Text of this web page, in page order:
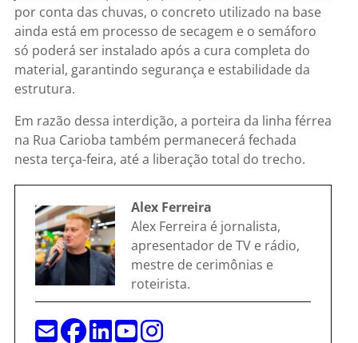
por conta das chuvas, o concreto utilizado na base
ainda está em processo de secagem e o semáforo
só poderá ser instalado após a cura completa do
material, garantindo segurança e estabilidade da
estrutura.
Em razão dessa interdição, a porteira da linha férrea
na Rua Carioba também permanecerá fechada
nesta terça-feira, até a liberação total do trecho.
Alex Ferreira
Alex Ferreira é jornalista,
apresentador de TV e rádio,
mestre de cerimônias e
roteirista.